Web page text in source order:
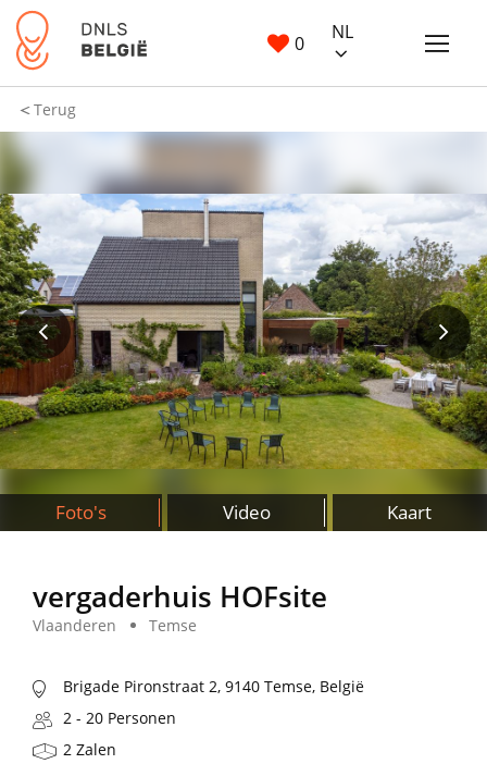
0 NL
Terug
Foto's Video Kaart
vergaderhuis HOFsite
Vlaanderen Temse
Brigade Pironstraat 2, 9140 Temse, België
2 - 20 Personen
2 Zalen